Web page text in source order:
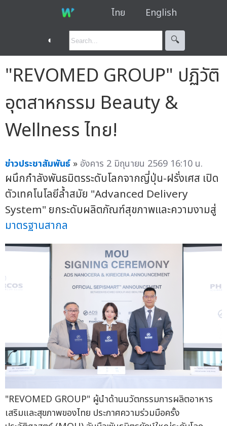
ไทย English
◐ 🔍︎
"REVOMED GROUP" ปฏิวัติ
อุตสาหกรรม Beauty &
Wellness ไทย!
ข่าวประชาสัมพันธ์ » อังคาร 2 มิถุนายน 2569 16:10 น.
ผนึกกำลังพันธมิตรระดับโลกจากญี่ปุ่น-ฝรั่งเศส เปิด
ตัวเทคโนโลยีล้ำสมัย "Advanced Delivery
System" ยกระดับผลิตภัณฑ์สุขภาพและความงามสู่
มาตรฐานสากล
"REVOMED GROUP" ผู้นำด้านนวัตกรรมการผลิตอาหาร
เสริมและสุขภาพของไทย ประกาศความร่วมมือครั้ง